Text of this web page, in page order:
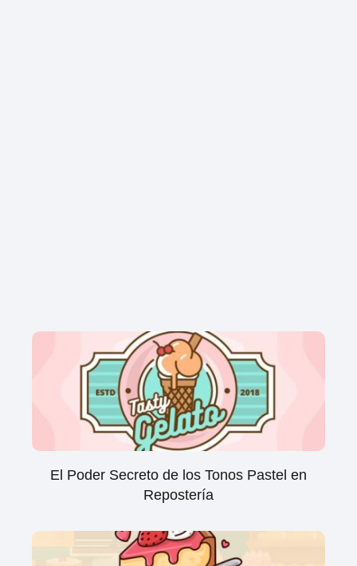
El Poder Secreto de los Tonos Pastel en
Repostería